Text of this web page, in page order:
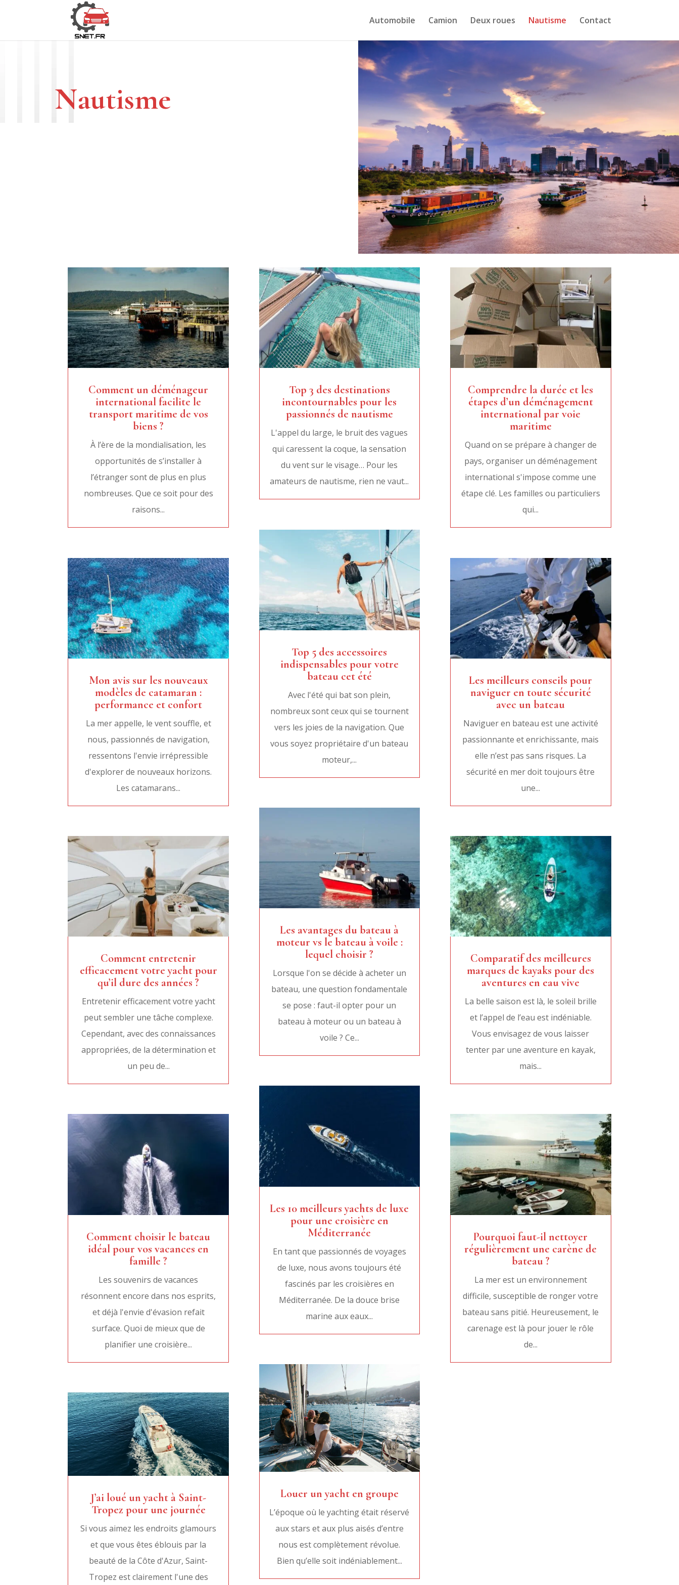
Automobile Camion Deux roues Nautisme Contact
Nautisme
Comment un déménageur
international facilite le
transport maritime de vos
biens ?
À l’ère de la mondialisation, les
opportunités de s’installer à
l’étranger sont de plus en plus
nombreuses. Que ce soit pour des
raisons...
Mon avis sur les nouveaux
modèles de catamaran :
performance et confort
La mer appelle, le vent souffle, et
nous, passionnés de navigation,
ressentons l'envie irrépressible
d'explorer de nouveaux horizons.
Les catamarans...
Comment entretenir
efficacement votre yacht pour
qu’il dure des années ?
Entretenir efficacement votre yacht
peut sembler une tâche complexe.
Cependant, avec des connaissances
appropriées, de la détermination et
un peu de...
Comment choisir le bateau
idéal pour vos vacances en
famille ?
Les souvenirs de vacances
résonnent encore dans nos esprits,
et déjà l'envie d'évasion refait
surface. Quoi de mieux que de
planifier une croisière...
J’ai loué un yacht à Saint-
Tropez pour une journée
Si vous aimez les endroits glamours
et que vous êtes éblouis par la
beauté de la Côte d'Azur, Saint-
Tropez est clairement l'une des
Top 3 des destinations
incontournables pour les
passionnés de nautisme
L'appel du large, le bruit des vagues
qui caressent la coque, la sensation
du vent sur le visage… Pour les
amateurs de nautisme, rien ne vaut...
Top 5 des accessoires
indispensables pour votre
bateau cet été
Avec l'été qui bat son plein,
nombreux sont ceux qui se tournent
vers les joies de la navigation. Que
vous soyez propriétaire d'un bateau
moteur,...
Les avantages du bateau à
moteur vs le bateau à voile :
lequel choisir ?
Lorsque l'on se décide à acheter un
bateau, une question fondamentale
se pose : faut-il opter pour un
bateau à moteur ou un bateau à
voile ? Ce...
Les 10 meilleurs yachts de luxe
pour une croisière en
Méditerranée
En tant que passionnés de voyages
de luxe, nous avons toujours été
fascinés par les croisières en
Méditerranée. De la douce brise
marine aux eaux...
Louer un yacht en groupe
L’époque où le yachting était réservé
aux stars et aux plus aisés d’entre
nous est complètement révolue.
Bien qu’elle soit indéniablement...
Comprendre la durée et les
étapes d’un déménagement
international par voie
maritime
Quand on se prépare à changer de
pays, organiser un déménagement
international s'impose comme une
étape clé. Les familles ou particuliers
qui...
Les meilleurs conseils pour
naviguer en toute sécurité
avec un bateau
Naviguer en bateau est une activité
passionnante et enrichissante, mais
elle n’est pas sans risques. La
sécurité en mer doit toujours être
une...
Comparatif des meilleures
marques de kayaks pour des
aventures en eau vive
La belle saison est là, le soleil brille
et l’appel de l’eau est indéniable.
Vous envisagez de vous laisser
tenter par une aventure en kayak,
mais...
Pourquoi faut-il nettoyer
régulièrement une carène de
bateau ?
La mer est un environnement
difficile, susceptible de ronger votre
bateau sans pitié. Heureusement, le
carenage est là pour jouer le rôle
de...